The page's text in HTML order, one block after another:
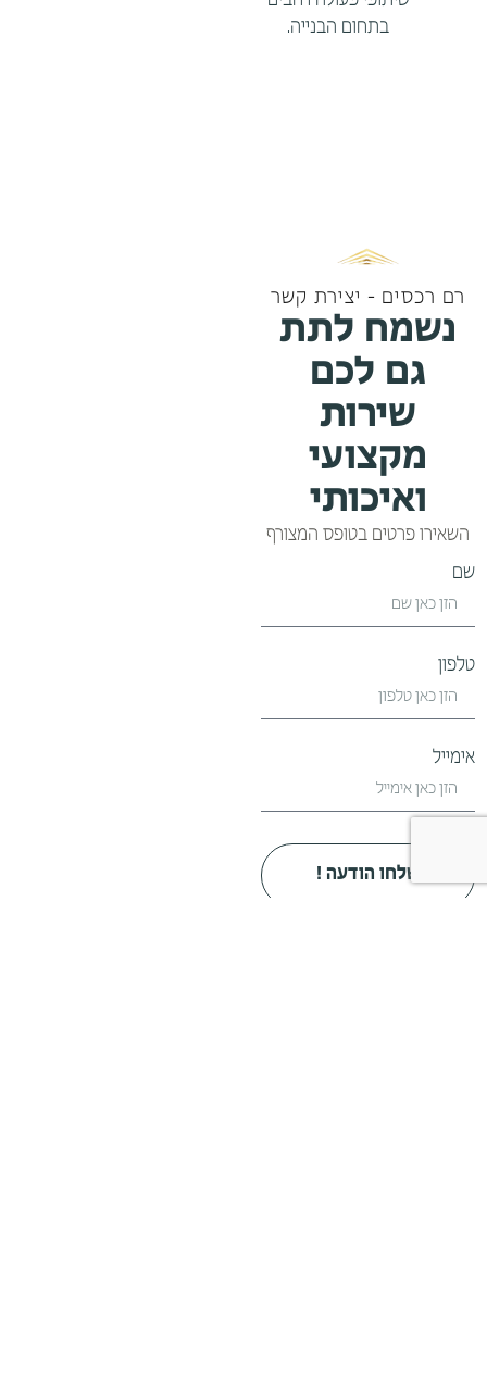
בתחום הבנייה.
רם רכסים - יצירת קשר
נשמח לתת
גם לכם
שירות
מקצועי
ואיכותי
השאירו פרטים בטופס המצורף
שם
טלפון
אימייל
שלחו הודעה !